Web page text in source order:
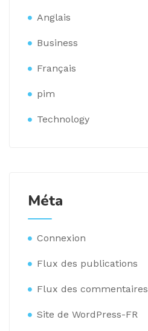
Anglais
Business
Français
pim
Technology
Méta
Connexion
Flux des publications
Flux des commentaires
Site de WordPress-FR